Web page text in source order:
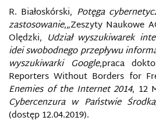
R. Białoskórski, Potęga
zastosowanie,„Zeszyty Naukowe
Olędzki, Udział wyszukiwarek
idei swobodnego przepływu
wyszukiwarki Google,praca
Reporters Without Borders for
Enemies of the Internet 2014, 12
Cybercenzura w Państwie
(dostęp 12.04.2019).
CENTRUM EKSPERCKIE NATO
STRATEGICZNEJ
CENZURA
CERT
CLEAN IT PROJECT